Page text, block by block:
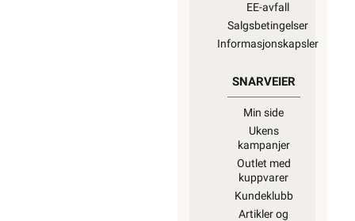
EE-avfall
Salgsbetingelser
Informasjonskapsler
SNARVEIER
Min side
Ukens
kampanjer
Outlet med
kuppvarer
Kundeklubb
Artikler og